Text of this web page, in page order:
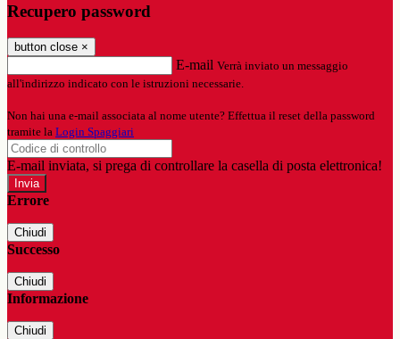
Recupero password
button close ×
E-mail Verrà inviato un messaggio
all'indirizzo indicato con le istruzioni necessarie.
Non hai una e-mail associata al nome utente? Effettua il reset della password
tramite la Login Spaggiari
E-mail inviata, si prega di controllare la casella di posta elettronica!
Errore
Chiudi
Successo
Chiudi
Informazione
Chiudi